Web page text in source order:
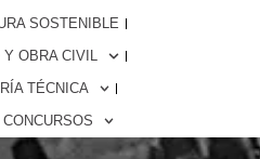
SOSTENIBLE
OBRA CIVIL
TÉCNICA